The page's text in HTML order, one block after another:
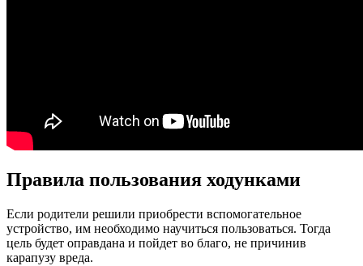
Правила пользования ходунками
Если родители решили приобрести вспомогательное
устройство, им необходимо научиться пользоваться. Тогда
цель будет оправдана и пойдет во благо, не причинив
карапузу вреда.